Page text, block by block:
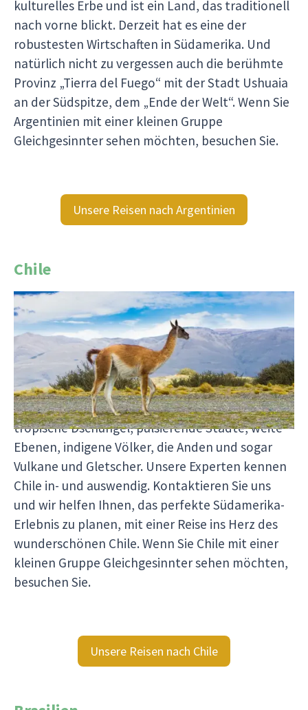
kulturelles Erbe und ist ein Land, das traditionell
nach vorne blickt. Derzeit hat es eine der
robustesten Wirtschaften in Südamerika. Und
natürlich nicht zu vergessen auch die berühmte
Provinz „Tierra del Fuego“ mit der Stadt Ushuaia
an der Südspitze, dem „Ende der Welt“. Wenn Sie
Argentinien mit einer kleinen Gruppe
Gleichgesinnter sehen möchten, besuchen Sie.
Unsere Reisen nach Argentinien
Chile
Vom subtropischen Norden bis zum eisigen,
subarktischen Süden, von den Wüsten bis zum
Grasland der Pampas macht seine unglaubliche
Naturvielfalt Chile in Südamerika zu einem
absolut sehenswerten Reiseziel. Nur hier finden
Sie auf einer einzigen Reise so viel Abwechslung:
tropische Dschungel, pulsierende Städte, weite
Ebenen, indigene Völker, die Anden und sogar
Vulkane und Gletscher. Unsere Experten kennen
Chile in- und auswendig. Kontaktieren Sie uns
und wir helfen Ihnen, das perfekte Südamerika-
Erlebnis zu planen, mit einer Reise ins Herz des
wunderschönen Chile. Wenn Sie Chile mit einer
kleinen Gruppe Gleichgesinnter sehen möchten,
besuchen Sie.
Unsere Reisen nach Chile